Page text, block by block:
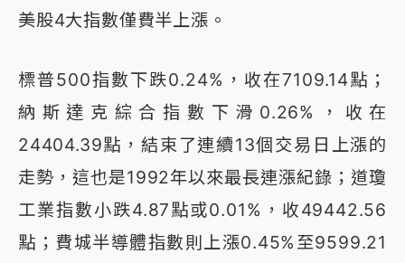
美股4大指數僅費半上漲。
標普500指數下跌0.24%，收在7109.14點；
納斯達克綜合指數下滑0.26%，收在
24404.39點，結束了連續13個交易日上漲的
走勢，這也是1992年以來最長連漲紀錄；道瓊
工業指數小跌4.87點或0.01%，收49442.56
點；費城半導體指數則上漲0.45%至9599.21